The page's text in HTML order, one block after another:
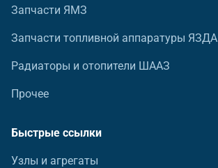
Запчасти ЯМЗ
Запчасти топливной аппаратуры ЯЗДА
Радиаторы и отопители ШААЗ
Прочее
Быстрые ссылки
Узлы и агрегаты